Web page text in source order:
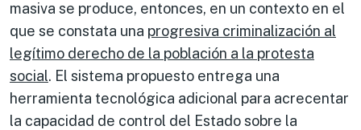
masiva se produce, entonces, en un contexto en el
que se constata una progresiva criminalización al
legítimo derecho de la población a la protesta
social. El sistema propuesto entrega una
herramienta tecnológica adicional para acrecentar
la capacidad de control del Estado sobre la